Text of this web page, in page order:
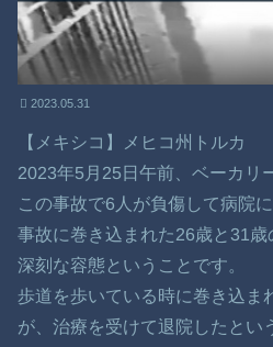
2023.05.31
【メキシコ】メヒコ州トルカ
2023年5月25日午前、ベーカリ
この事故で6人が負傷して病院
事故に巻き込まれた26歳と31
深刻な容態ということです。
歩道を歩いている時に巻き込
が、治療を受けて退院したとい